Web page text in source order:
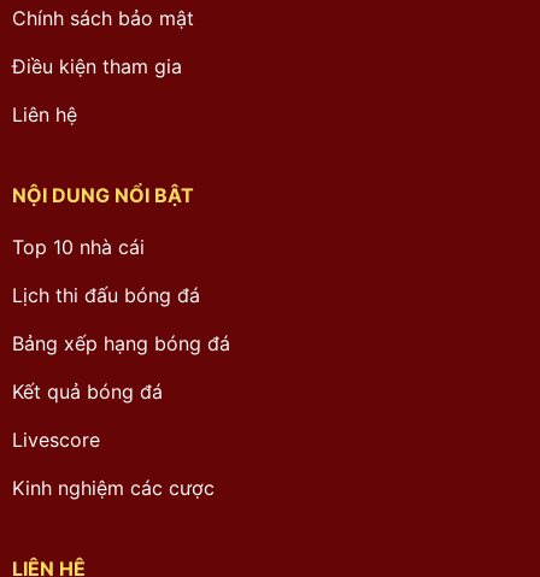
Chính sách bảo mật
Điều kiện tham gia
Liên hệ
NỘI DUNG NỔI BẬT
Top 10 nhà cái
Lịch thi đấu bóng đá
Bảng xếp hạng bóng đá
Kết quả bóng đá
Livescore
Kinh nghiệm các cược
LIÊN HỆ